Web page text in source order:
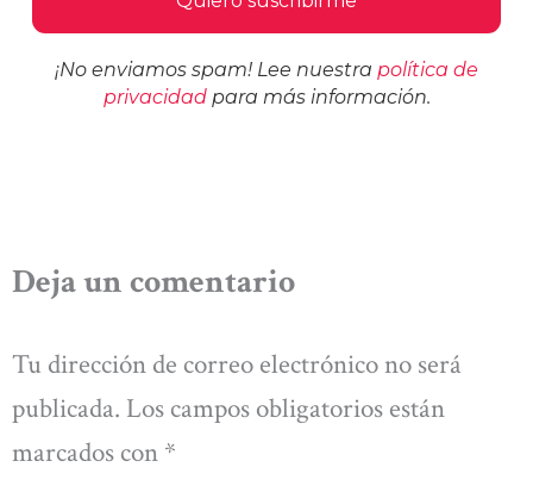
¡No enviamos spam! Lee nuestra política de
privacidadpara más información.
Deja un comentario
Tu dirección de correo electrónico no será
publicada. Los campos obligatorios están
marcados con *